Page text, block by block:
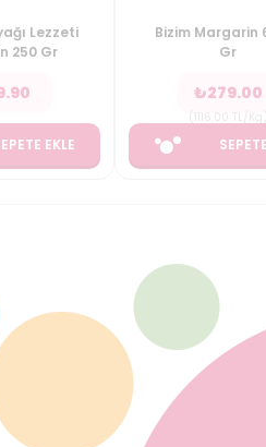
Lezzeti
250 Gr
EKLE
Bizim Margarin
Gr
₺279.00